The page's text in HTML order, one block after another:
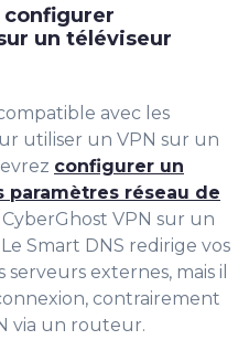
configurer
un téléviseur
avec les
utiliser un VPN sur un
configurer un
paramètres réseau de
VPN sur un
Smart DNS redirige vos
externes, mais il
contrairement
via un routeur.